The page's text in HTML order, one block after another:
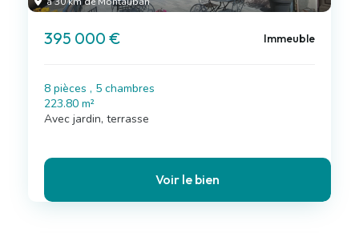
395 000 € Immeuble
8 pièces , 5 chambres
223.80 m²
Avec jardin, terrasse
Voir le bien